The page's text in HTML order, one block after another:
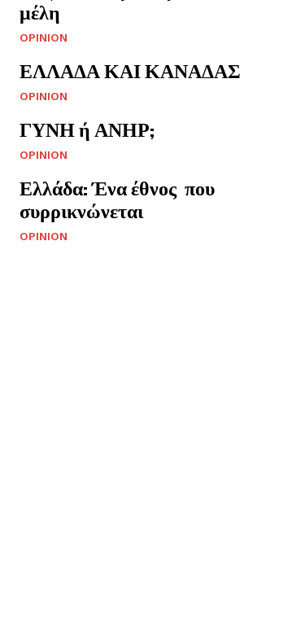
μέλη
OPINION
ΕΛΛΑΔΑ ΚΑΙ ΚΑΝΑΔΑΣ
OPINION
ΓΥΝΗ ή ΑΝΗΡ;
OPINION
Ελλάδα: Ένα έθνος που
συρρικνώνεται
OPINION